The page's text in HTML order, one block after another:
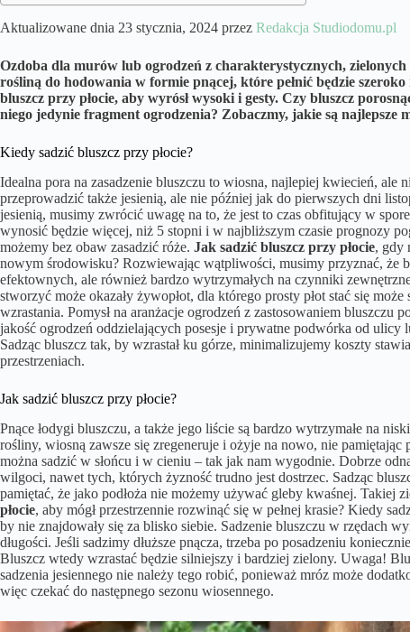
Aktualizowane dnia 23 stycznia, 2024 przez Redakcja Studiodomu.pl
Ozdoba dla murów lub ogrodzeń z charakterystycznych,
rośliną do hodowania w formie pnącej, które pełnić będzie
bluszcz przy płocie, aby wyrósł wysoki i gesty. Czy bluszcz
niego jedynie fragment ogrodzenia? Zobaczmy, jakie są najlepsze
Kiedy sadzić bluszcz przy płocie?
Idealna pora na zasadzenie bluszczu to wiosna, najlepiej kwiecień, ale
przeprowadzić także jesienią, ale nie później jak do pierwszych dni
jesienią, musimy zwrócić uwagę na to, że jest to czas obfitujący w
wynosić będzie więcej, niż 5 stopni i w najbliższym czasie prognozy
możemy bez obaw zasadzić róże. Jak sadzić bluszcz przy płocie, gdy
nowym środowisku? Rozwiewając wątpliwości, musimy przyznać, że
efektownych, ale również bardzo wytrzymałych na czynniki
stworzyć może okazały żywopłot, dla którego prosty płot stać się
wzrastania. Pomysł na aranżacje ogrodzeń z zastosowaniem bluszczu
jakość ogrodzeń oddzielających posesje i prywatne podwórka od
Sadząc bluszcz tak, by wzrastał ku górze, minimalizujemy koszty
przestrzeniach.
Jak sadzić bluszcz przy płocie?
Pnące łodygi bluszczu, a także jego liście są bardzo wytrzymałe na
rośliny, wiosną zawsze się zregeneruje i ożyje na nowo, nie
można sadzić w słońcu i w cieniu – tak jak nam wygodnie. Dobrze
wilgoci, nawet tych, których żyzność trudno jest dostrzec. Sadząc
pamiętać, że jako podłoża nie możemy używać gleby kwaśnej. Takiej
płocie, aby mógł przestrzennie rozwinąć się w pełnej krasie? Kiedy
by nie znajdowały się za blisko siebie. Sadzenie bluszczu w rzędach
długości. Jeśli sadzimy dłuższe pnącza, trzeba po posadzeniu
Bluszcz wtedy wzrastać będzie silniejszy i bardziej zielony. Uwaga!
sadzenia jesiennego nie należy tego robić, ponieważ mróz może
więc czekać do następnego sezonu wiosennego.